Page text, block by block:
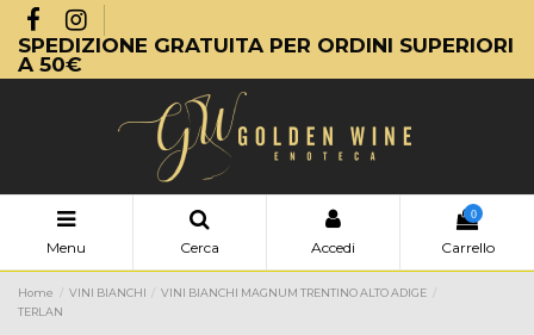
SPEDIZIONE GRATUITA PER ORDINI SUPERIORI
A 50€
Menu Cerca Accedi
0
Carrello
Home VINI BIANCHI
VINI BIANCHI MAGNUM TRENTINO ALTO ADIGE
TERLAN